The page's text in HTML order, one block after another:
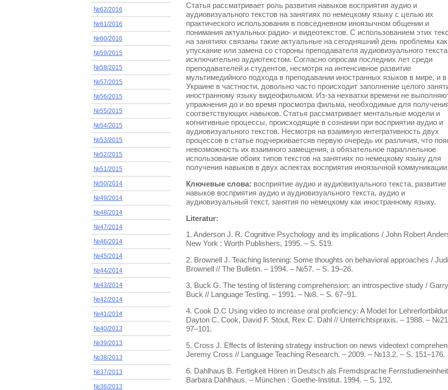
№62/2016
№61/2016
№60/2016
№59/2015
№58/2015
№57/2015
№56/2015
№55/2015
№54/2015
№53/2015
№52/2015
№51/2015
№50/2014
№49/2014
№48/2014
№47/2014
№46/2014
№45/2014
№44/2014
№43/2014
№42/2014
№41/2014
№40/2013
№39/2013
№38/2013
№37/2013
№36/2013
Статья рассматривает роль развития навыков восприятия аудио и
аудиовизуального текстов на занятиях по немецкому языку с целью их
практического использования в повседневном иноязычном общении и
понимания актуальных радио- и видеотекстов. С использованием этих
на занятиях связаны такие актуальные на сегодняшний день проблемы как
упускание или замена со стороны преподавателя аудиовизуального текста
исключительно аудиотекстом. Согласно опросам последних лет среди
преподавателей и студентов, несмотря на интенсивное развитие
мультимедийного подхода в преподавании иностранных языков в мире, и в
Украине в частности, довольно часто происходит заполнение целого
иностранному языку видеофильмом. Из-за нехватки времени не
упражнения до и во время просмотра фильма, необходимые для
соответствующих навыков. Статья рассматривает ментальные модели и
когнитивные процессы, происходящие в сознании при восприятии аудио и
аудиовизуального текстов. Несмотря на взаимную интегративность двух
процессов в статье подчеркиваетсяв первую очередь их различия, что
невозможность их взаимного замещения, а обязательное параллельное
использование обоих типов текстов на занятиях по немецкому языку для
получения навыков в двух аспектах восприятия иноязычной коммуникации.
Ключевые слова: восприятие аудио и аудиовизуального текста, развитие
навыков восприятия аудио и аудиовизуального текста, аудио и
аудиовизуальный текст, занятия по немецкому как иностранному языку.
Literatur:
1. Anderson J. R. Cognitive Psychology and its implications / John Robert
New York : Worth Publishers, 1995. – S. 519.
2. Brownell J. Teaching listening: Some thoughts on behavioral approaches / Judi
Brownell // The Bulletin. – 1994. – №57. – S. 19–26.
3. Buck G. The testing of listening comprehension: an introspective study / Garry
Buck // Language Testing. – 1991. – №8. – S. 67–91.
4. Cook D.C Using video to increase oral proficiency: A Model for
Dayton C. Cook, David F. Stout, Rex C. Dahl // Unterrichtspraxis. – 1988. –
97–101.
5. Cross J. Effects of listening strategy instruction on news videotext
Jeremy Cross // Language Teaching Research. – 2009. – №13.2. – S. 151–176.
6. Dahlhaus B. Fertigkeit Hören in Deutsch als Fremdsprache
Barbara Dahlhaus. – München : Goethe-Institut. 1994. – S. 192.